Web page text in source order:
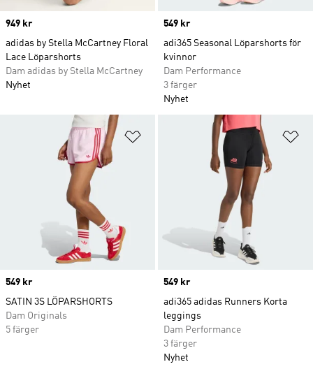
Price
949 kr
adidas by Stella McCartney Floral
Lace Löparshorts
Dam adidas by Stella McCartney
Nyhet
Price
549 kr
adi365 Seasonal Löparshorts för
kvinnor
Dam Performance
3 färger
Nyhet
Lägg till på önskelistan
Price
549 kr
SATIN 3S LÖPARSHORTS
Dam Originals
5 färger
Price
549 kr
adi365 adidas Runners Korta
leggings
Dam Performance
3 färger
Nyhet